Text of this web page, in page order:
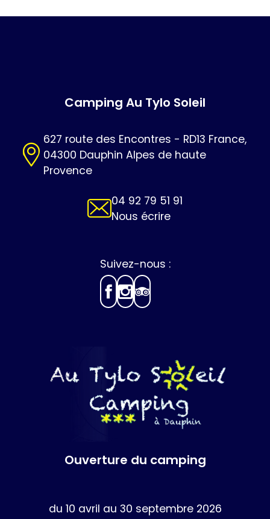
Camping Au Tylo Soleil
627 route des Encontres - RD13 France,
04300 Dauphin Alpes de haute
Provence
04 92 79 51 91
Nous écrire
Suivez-nous :
Ouverture du camping
du 10 avril au 30 septembre 2026